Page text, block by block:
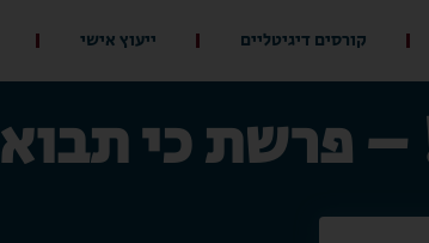
קורסים דיגיטליים ייעוץ אישי
– פרשת כי תבוא